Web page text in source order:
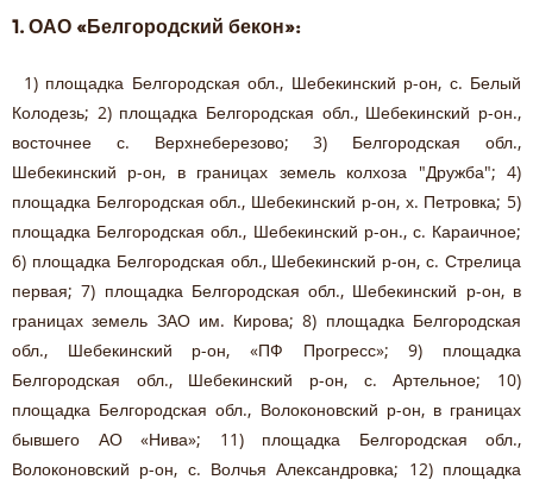
1. ОАО «Белгородский бекон»:
1) площадка Белгородская обл., Шебекинский р-он, с. Белый
Колодезь; 2) площадка Белгородская обл., Шебекинский р-он.,
восточнее с. Верхнеберезово; 3) Белгородская обл.,
Шебекинский р-он, в границах земель колхоза "Дружба"; 4)
площадка Белгородская обл., Шебекинский р-он, х. Петровка; 5)
площадка Белгородская обл., Шебекинский р-он., с. Караичное;
6) площадка Белгородская обл., Шебекинский р-он, с. Стрелица
первая; 7) площадка Белгородская обл., Шебекинский р-он, в
границах земель ЗАО им. Кирова; 8) площадка Белгородская
обл., Шебекинский р-он, «ПФ Прогресс»; 9) площадка
Белгородская обл., Шебекинский р-он, с. Артельное; 10)
площадка Белгородская обл., Волоконовский р-он, в границах
бывшего АО «Нива»; 11) площадка Белгородская обл.,
Волоконовский р-он, с. Волчья Александровка; 12) площадка